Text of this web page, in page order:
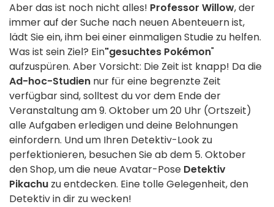
Aber das ist noch nicht alles! Professor Willow, der
immer auf der Suche nach neuen Abenteuern ist,
lädt Sie ein, ihm bei einer einmaligen Studie zu helfen.
Was ist sein Ziel? Ein"gesuchtes Pokémon"
aufzuspüren. Aber Vorsicht: Die Zeit ist knapp! Da die
Ad-hoc-Studien nur für eine begrenzte Zeit
verfügbar sind, solltest du vor dem Ende der
Veranstaltung am 9. Oktober um 20 Uhr (Ortszeit)
alle Aufgaben erledigen und deine Belohnungen
einfordern. Und um Ihren Detektiv-Look zu
perfektionieren, besuchen Sie ab dem 5. Oktober
den Shop, um die neue Avatar-Pose Detektiv
Pikachu zu entdecken. Eine tolle Gelegenheit, den
Detektiv in dir zu wecken!